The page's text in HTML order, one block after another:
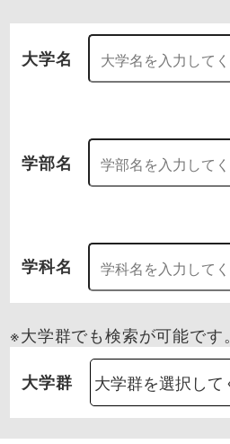
大学名
学部名
学科名
※大学群でも検索が可能です。
大学群